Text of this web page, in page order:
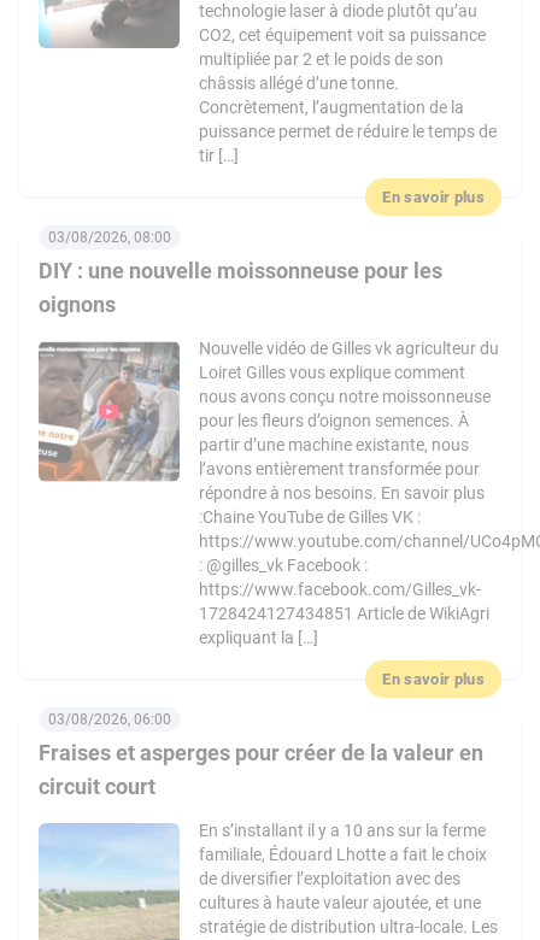
technologie laser à diode plutôt qu’au
CO2, cet équipement voit sa puissance
multipliée par 2 et le poids de son
châssis allégé d’une tonne.
Concrètement, l’augmentation de la
puissance permet de réduire le temps de
tir […]
En savoir plus
DIY : une nouvelle moissonneuse pour les
oignons
03/08/2026, 08:00
Nouvelle vidéo de Gilles vk agriculteur du
Loiret Gilles vous explique comment
nous avons conçu notre moissonneuse
pour les fleurs d’oignon semences. À
partir d’une machine existante, nous
l’avons entièrement transformée pour
répondre à nos besoins. En savoir plus
:Chaine YouTube de Gilles VK :
https://www.youtube.com/channel/
: @gilles_vk Facebook :
https://www.facebook.com/Gilles_vk-
1728424127434851 Article de WikiAgri
expliquant la […]
En savoir plus
Fraises et asperges pour créer de la valeur en
circuit court
03/08/2026, 06:00
En s’installant il y a 10 ans sur la ferme
familiale, Édouard Lhotte a fait le choix
de diversifier l’exploitation avec des
cultures à haute valeur ajoutée, et une
stratégie de distribution ultra-locale. Les